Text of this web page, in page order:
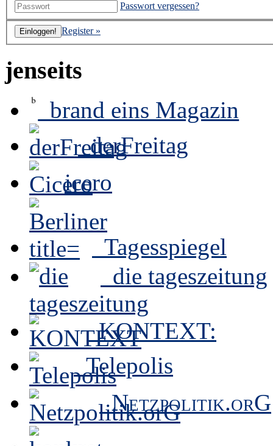
Passwort vergessen?
Register »
jenseits
brand eins Magazin
derFreitag
icero
Tagesspiegel
die tageszeitung
KONTEXT:
Telepolis
Netzpolitik.orG